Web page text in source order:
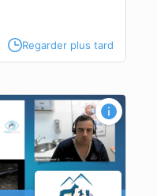
Regarder plus tard